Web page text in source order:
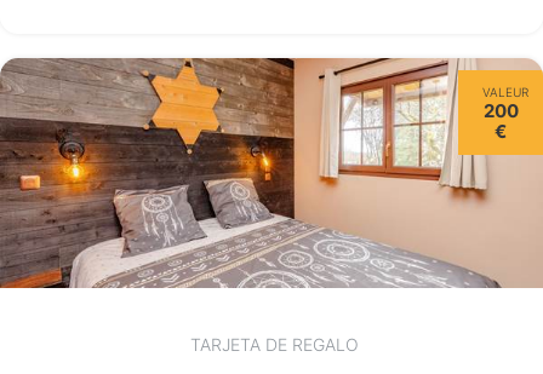
VALEUR
200
€
TARJETA DE REGALO